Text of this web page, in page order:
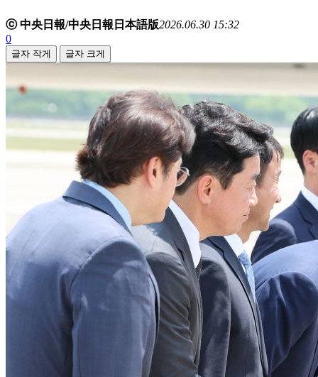
ⓒ 中央日報/中央日報日本語版2026.06.30 15:32
0
글자 작게 글자 크게